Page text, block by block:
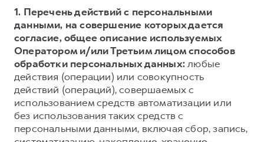
АКСЕССУАРЫ HAVAL
Автомобильные аксессуары
Коллекция CITY
Коллекция Базовая
Коллекция Детская
Коллекция CITY
Коллекция Базовая
Коллекция Детская
1. Перечень действий с персональными
данными, на совершение которых дается
согласие, общее описание используемых
Оператором и/или Третьим лицом способов
обработки персональных данных:любые
действия (операции) или совокупность
действий (операций), совершаемых с
использованием средств автоматизации или
без использования таких средств с
персональными данными, включая сбор, запись,